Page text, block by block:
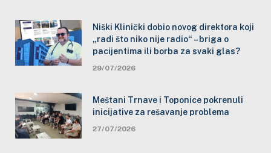
Niški Klinički dobio novog direktora koji
„radi što niko nije radio“ – briga o
pacijentima ili borba za svaki glas?
29/07/2026
Meštani Trnave i Toponice pokrenuli
inicijative za rešavanje problema
27/07/2026